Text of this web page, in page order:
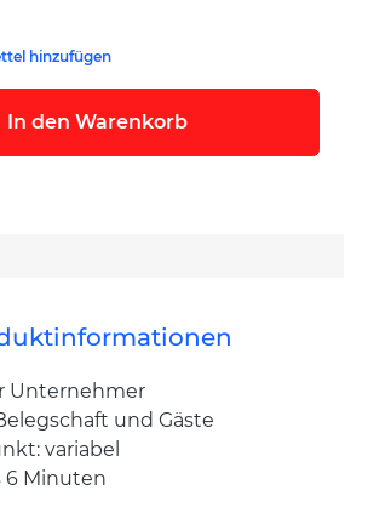
hinzufügen
In den Warenkorb
Unternehmer
und Gäste
variabel
6 Minuten